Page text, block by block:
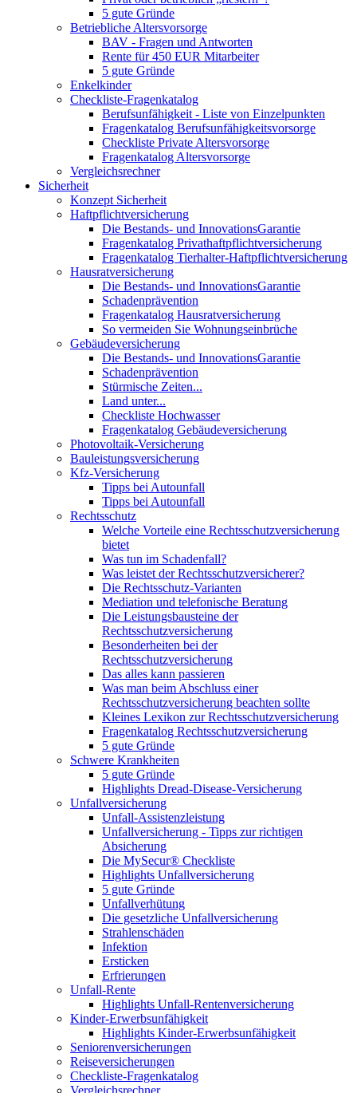
5 gute Gründe
Betriebliche Altersvorsorge
BAV - Fragen und Antworten
Rente für 450 EUR Mitarbeiter
5 gute Gründe
Enkelkinder
Checkliste-Fragenkatalog
Berufsunfähigkeit - Liste von Einzelpunkten
Fragenkatalog Berufsunfähigkeitsvorsorge
Checkliste Private Altersvorsorge
Fragenkatalog Altersvorsorge
Vergleichsrechner
Sicherheit
Konzept Sicherheit
Haftpflichtversicherung
Die Bestands- und InnovationsGarantie
Fragenkatalog Privathaftpflichtversicherung
Fragenkatalog Tierhalter-Haftpflichtversicherung
Hausratversicherung
Die Bestands- und InnovationsGarantie
Schadenprävention
Fragenkatalog Hausratversicherung
So vermeiden Sie Wohnungseinbrüche
Gebäudeversicherung
Die Bestands- und InnovationsGarantie
Schadenprävention
Stürmische Zeiten...
Land unter...
Checkliste Hochwasser
Fragenkatalog Gebäudeversicherung
Photovoltaik-Versicherung
Bauleistungsversicherung
Kfz-Versicherung
Tipps bei Autounfall
Tipps bei Autounfall
Rechtsschutz
Welche Vorteile eine Rechtsschutzversicherung
bietet
Was tun im Schadenfall?
Was leistet der Rechtsschutzversicherer?
Die Rechtsschutz-Varianten
Mediation und telefonische Beratung
Die Leistungsbausteine der
Rechtsschutzversicherung
Besonderheiten bei der
Rechtsschutzversicherung
Das alles kann passieren
Was man beim Abschluss einer
Rechtsschutzversicherung beachten sollte
Kleines Lexikon zur Rechtsschutzversicherung
Fragenkatalog Rechtsschutzversicherung
5 gute Gründe
Schwere Krankheiten
5 gute Gründe
Highlights Dread-Disease-Versicherung
Unfallversicherung
Unfall-Assistenzleistung
Unfallversicherung - Tipps zur richtigen
Absicherung
Die MySecur® Checkliste
Highlights Unfallversicherung
5 gute Gründe
Unfallverhütung
Die gesetzliche Unfallversicherung
Strahlenschäden
Infektion
Ersticken
Erfrierungen
Unfall-Rente
Highlights Unfall-Rentenversicherung
Kinder-Erwerbsunfähigkeit
Highlights Kinder-Erwerbsunfähigkeit
Seniorenversicherungen
Reiseversicherungen
Checkliste-Fragenkatalog
Vergleichsrechner